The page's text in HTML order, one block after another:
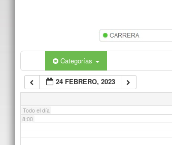
Categorías
24 FEBRERO, 2023
Todo el día
7:00
8:00